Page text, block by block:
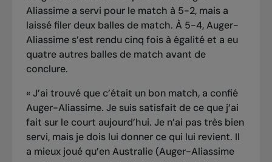
Aliassime a servi pour le match à 5-2, mais a
laissé filer deux balles de match. À 5-4, Auger-
Aliassime s’est rendu cinq fois à égalité et a eu
quatre autres balles de match avant de
conclure.
« J’ai trouvé que c’était un bon match, a confié
Auger-Aliassime. Je suis satisfait de ce que j’ai
fait sur le court aujourd’hui. Je n’ai pas très bien
servi, mais je dois lui donner ce qui lui revient. Il
a mieux joué qu’en Australie (Auger-Aliassime